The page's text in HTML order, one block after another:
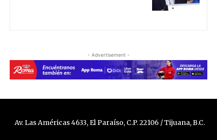
- Advertisement -
Av. Las Américas 4633, El Paraíso, C.P. 22106 / Tijuana, B.C.